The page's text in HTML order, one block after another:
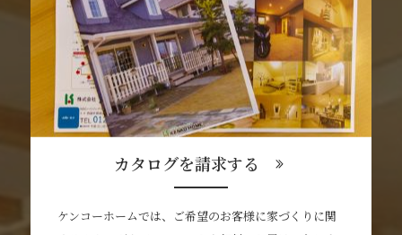
カタログを請求する
ケンコーホームでは、ご希望のお客様に家づくりに関